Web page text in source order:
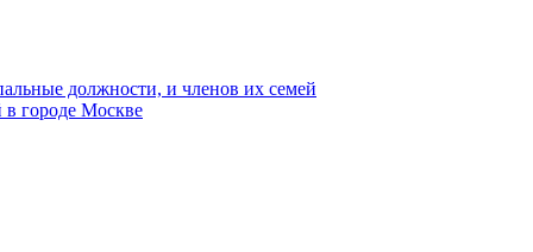
должности, и членов их семей
в городе Москве